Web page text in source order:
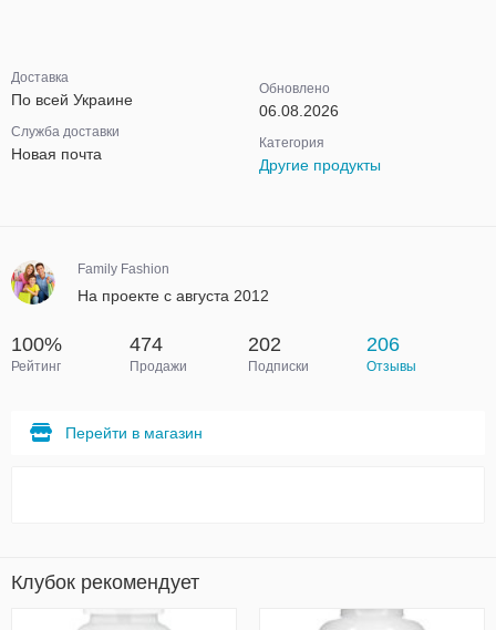
Доставка
По всей Украине
Служба доставки
Новая почта
Обновлено
06.08.2026
Категория
Другие продукты
Family Fashion
На проекте с августа 2012
100%
Рейтинг
474
Продажи
202
Подписки
206
Отзывы
Перейти в магазин
Клубок рекомендует